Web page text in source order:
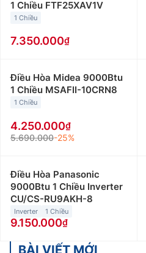
1 Chiều FTF25XAV1V
1 Chiều
7.350.000
Điều Hòa Midea 9000Btu
1 Chiều MSAFII-10CRN8
1 Chiều
4.250.000
5.690.000-25%
Điều Hòa Panasonic
9000Btu 1 Chiều Inverter
CU/CS-RU9AKH-8
Inverter 1 Chiều
9.150.000